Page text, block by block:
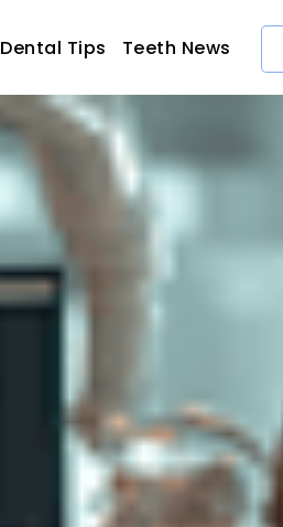
Dental Tips Teeth News